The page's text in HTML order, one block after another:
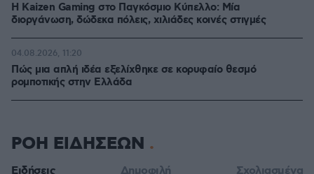
H Kaizen Gaming στο Παγκόσμιο Kύπελλο: Μία
διοργάνωση, δώδεκα πόλεις, χιλιάδες κοινές στιγμές
Πώς μια απλή ιδέα εξελίχθηκε σε κορυφαίο θεσμό
ρομποτικής στην Ελλάδα
04.08.2026, 11:20
ΡΟΗ ΕΙΔΗΣΕΩΝ